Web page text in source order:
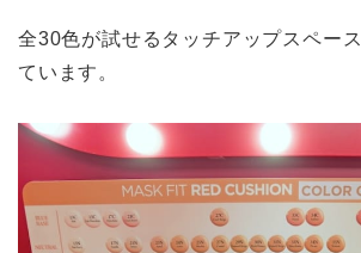
全30色が試せるタッチアップスペー
ています。